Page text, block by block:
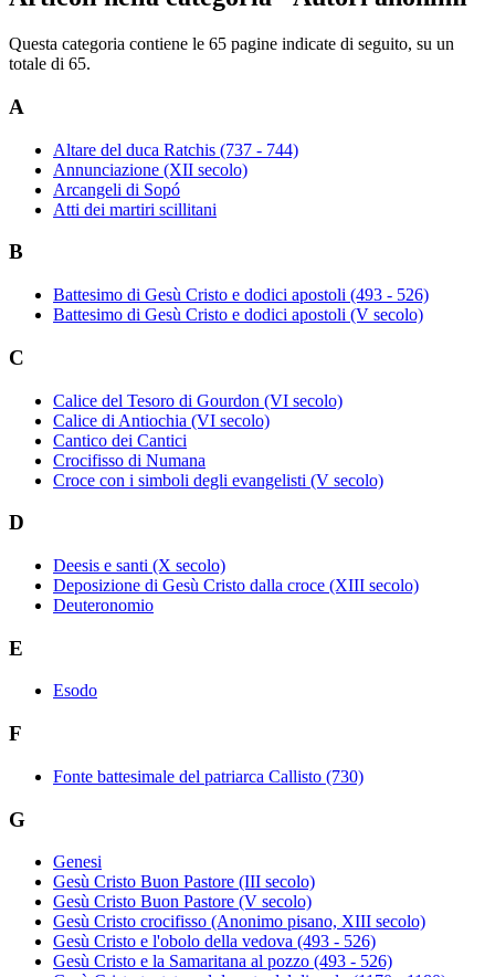
Questa categoria contiene le 65 pagine indicate di seguito, su un
totale di 65.
A
Altare del duca Ratchis (737 - 744)
Annunciazione (XII secolo)
Arcangeli di Sopó
Atti dei martiri scillitani
B
Battesimo di Gesù Cristo e dodici apostoli (493 - 526)
Battesimo di Gesù Cristo e dodici apostoli (V secolo)
C
Calice del Tesoro di Gourdon (VI secolo)
Calice di Antiochia (VI secolo)
Cantico dei Cantici
Crocifisso di Numana
Croce con i simboli degli evangelisti (V secolo)
D
Deesis e santi (X secolo)
Deposizione di Gesù Cristo dalla croce (XIII secolo)
Deuteronomio
E
Esodo
F
Fonte battesimale del patriarca Callisto (730)
G
Genesi
Gesù Cristo Buon Pastore (III secolo)
Gesù Cristo Buon Pastore (V secolo)
Gesù Cristo crocifisso (Anonimo pisano, XIII secolo)
Gesù Cristo e l'obolo della vedova (493 - 526)
Gesù Cristo e la Samaritana al pozzo (493 - 526)